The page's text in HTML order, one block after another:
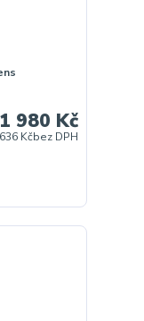
1 980 Kč
Kčbez DPH